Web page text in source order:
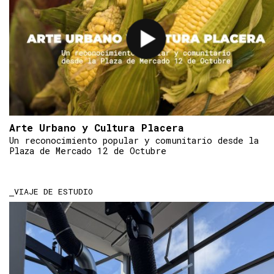
Arte Urbano y Cultura Placera
Un reconocimiento popular y comunitario desde la
Plaza de Mercado 12 de Octubre
VIAJE DE ESTUDIO